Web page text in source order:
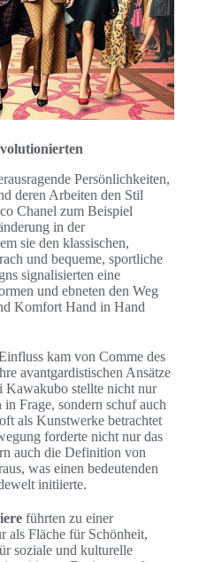
Persönlichkeiten,
deren Arbeiten den Stil
Chanel zum Beispiel
in der
sie den klassischen,
und bequeme, sportliche
signalisierten eine
und ebneten den Weg
Komfort Hand in Hand
kam von Comme des
avantgardistischen Ansätze
Kawakubo stellte nicht nur
Frage, sondern schuf auch
als Kunstwerke betrachtet
forderte nicht nur das
auch die Definition von
was einen bedeutenden
initiierte.
führten zu einer
als Fläche für Schönheit,
soziale und kulturelle